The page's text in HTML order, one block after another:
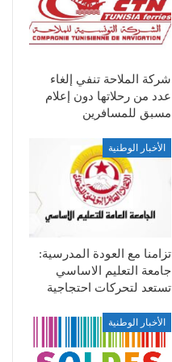
شركة الملاحة تنفي إلغاء
عدد من رحلاتها دون إعلام
مسبق للمسافرين
الأخبار الوطنية
تزامنا مع العودة المدرسية:
جامعة التعليم الاساسي
تستعد لتحركات احتجاجية
الأخبار الوطنية